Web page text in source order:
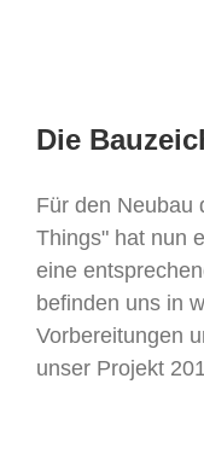
Die
Für den Neubau
Things" hat nun
eine
befinden uns in
Vorbereitungen
unser Projekt